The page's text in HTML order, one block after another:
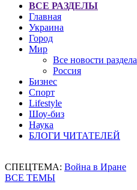
ВСЕ РАЗДЕЛЫ
Главная
Украина
Город
Мир
Все новости раздела
Россия
Бизнес
Спорт
Lifestyle
Шоу-биз
Наука
БЛОГИ ЧИТАТЕЛЕЙ
СПЕЦТЕМА: Война в Иране
ВСЕ ТЕМЫ